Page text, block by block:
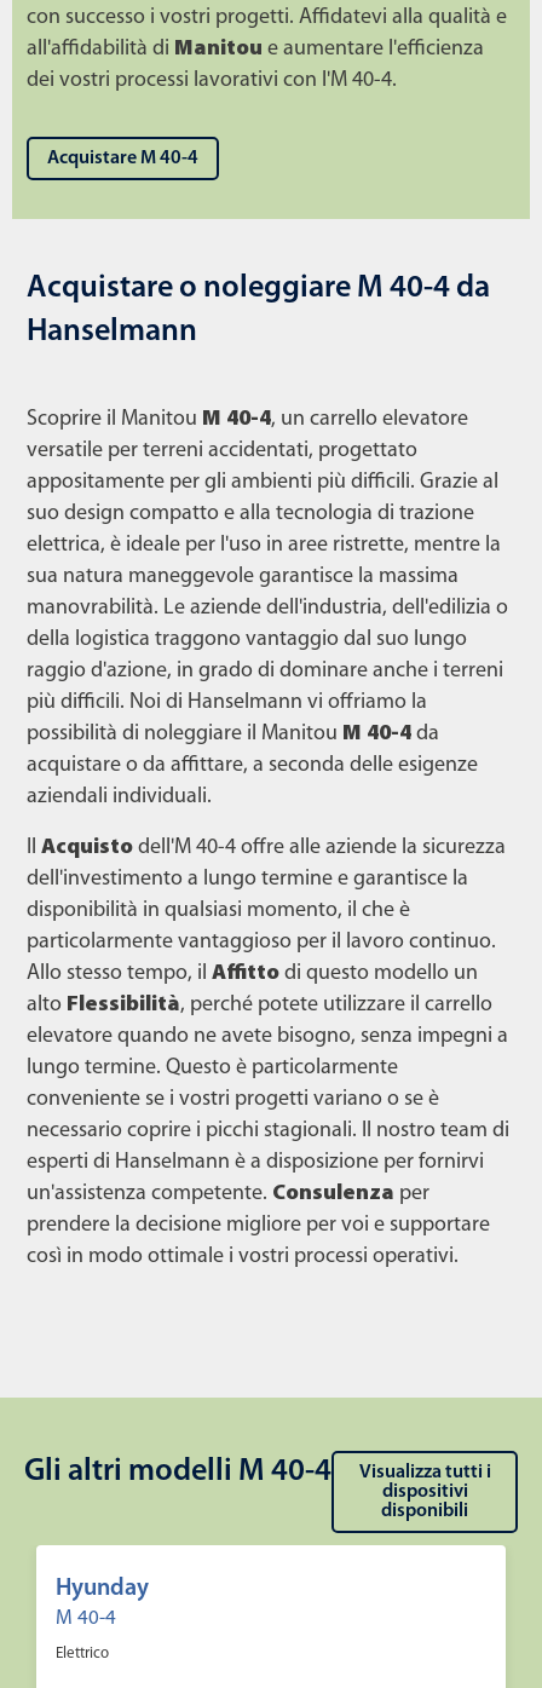
con successo i vostri progetti. Affidatevi alla qualità e
all'affidabilità di Manitou e aumentare l'efficienza
dei vostri processi lavorativi con l'M 40-4.
Acquistare M 40-4
Acquistare o noleggiare M 40-4 da
Hanselmann
Scoprire il Manitou M 40-4, un carrello elevatore
versatile per terreni accidentati, progettato
appositamente per gli ambienti più difficili. Grazie al
suo design compatto e alla tecnologia di trazione
elettrica, è ideale per l'uso in aree ristrette, mentre la
sua natura maneggevole garantisce la massima
manovrabilità. Le aziende dell'industria, dell'edilizia o
della logistica traggono vantaggio dal suo lungo
raggio d'azione, in grado di dominare anche i terreni
più difficili. Noi di Hanselmann vi offriamo la
possibilità di noleggiare il Manitou M 40-4 da
acquistare o da affittare, a seconda delle esigenze
aziendali individuali.
Il Acquisto dell'M 40-4 offre alle aziende la sicurezza
dell'investimento a lungo termine e garantisce la
disponibilità in qualsiasi momento, il che è
particolarmente vantaggioso per il lavoro continuo.
Allo stesso tempo, il Affitto di questo modello un
alto Flessibilità, perché potete utilizzare il carrello
elevatore quando ne avete bisogno, senza impegni a
lungo termine. Questo è particolarmente
conveniente se i vostri progetti variano o se è
necessario coprire i picchi stagionali. Il nostro team di
esperti di Hanselmann è a disposizione per fornirvi
un'assistenza competente. Consulenza per
prendere la decisione migliore per voi e supportare
così in modo ottimale i vostri processi operativi.
Gli altri modelli M 40-4
Visualizza tutti i
dispositivi
disponibili
Hyunday
M 40-4
Elettrico